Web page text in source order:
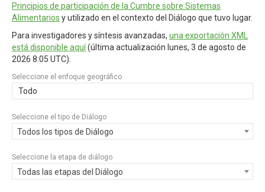
Principios de participación de la Cumbre sobre Sistemas
Alimentarios y utilizado en el contexto del Diálogo que tuvo lugar.
Para investigadores y síntesis avanzadas, una exportación XML
está disponible aquí(última actualización lunes, 3 de agosto de
2026 8:05 UTC).
Seleccione el enfoque geográfico
Todo
Seleccione el tipo de Diálogo
Todos los tipos de Diálogo
Seleccione la etapa de diálogo
Todas las etapas del Diálogo